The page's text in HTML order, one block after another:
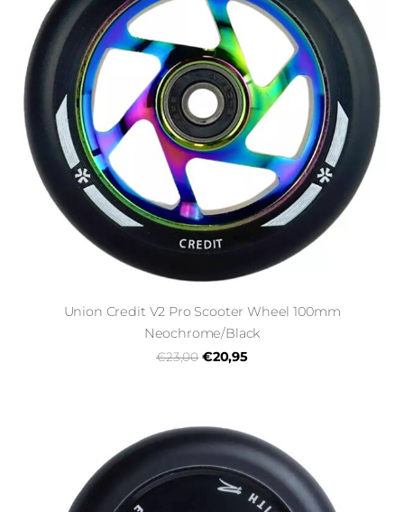
Union Credit V2 Pro Scooter Wheel 100mm
Neochrome/Black
€23,00 €20,95